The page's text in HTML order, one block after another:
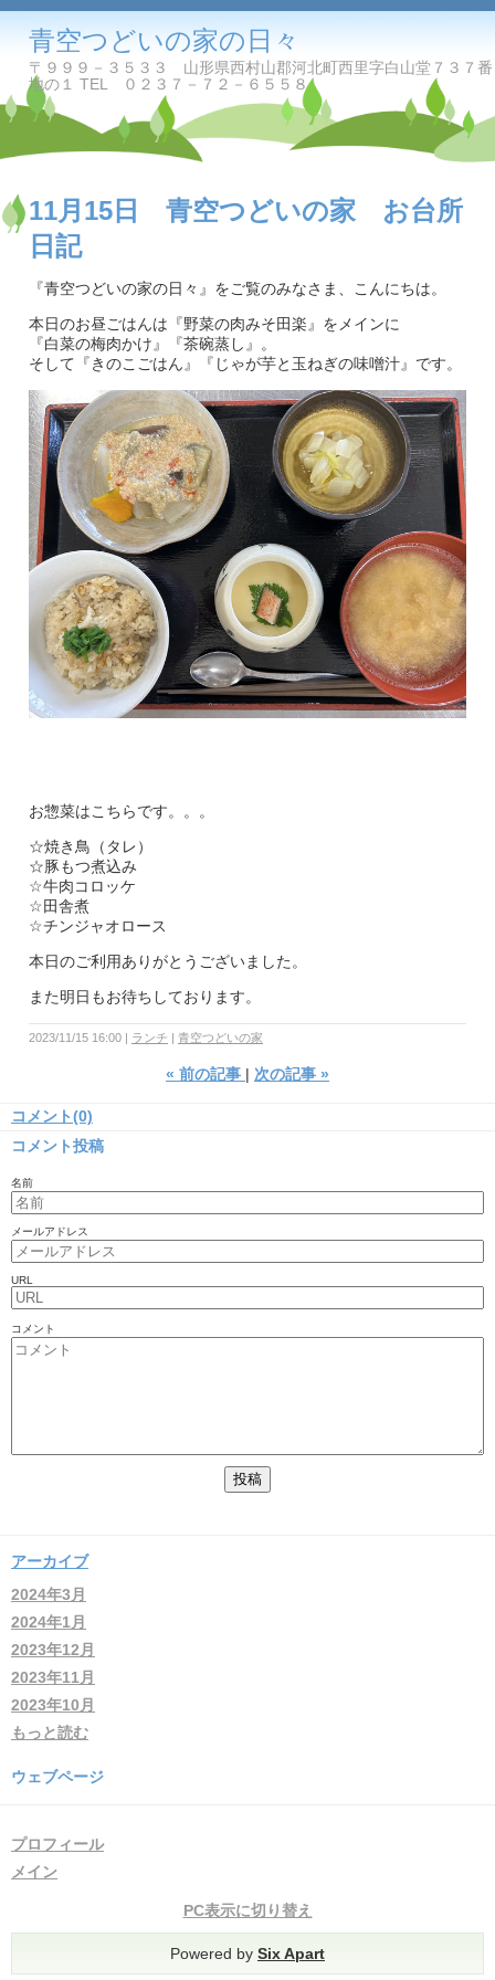
青空つどいの家の日々
〒９９９－３５３３ 山形県西村山郡河北町西里字白山堂７３７番
地の１ TEL ０２３７－７２－６５５８
11月15日 青空つどいの家 お台所
日記
『青空つどいの家の日々』をご覧のみなさま、こんにちは。
本日のお昼ごはんは『野菜の肉みそ田楽』をメインに
『白菜の梅肉かけ』『茶碗蒸し』。
そして『きのこごはん』『じゃが芋と玉ねぎの味噌汁』です。
お惣菜はこちらです。。。
☆焼き鳥（タレ）
☆豚もつ煮込み
☆牛肉コロッケ
☆田舎煮
☆チンジャオロース
本日のご利用ありがとうございました。
また明日もお待ちしております。
2023/11/15 16:00 ランチ 青空つどいの家
« 前の記事 次の記事 »
コメント(0)
コメント投稿
名前
メールアドレス
URL
コメント
アーカイブ
2024年3月
2024年1月
2023年12月
2023年11月
2023年10月
もっと読む
ウェブページ
プロフィール
メイン
PC表示に切り替え
Powered by Six Apart